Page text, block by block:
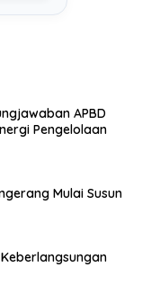
APBD
Pengelolaan
Mulai Susun